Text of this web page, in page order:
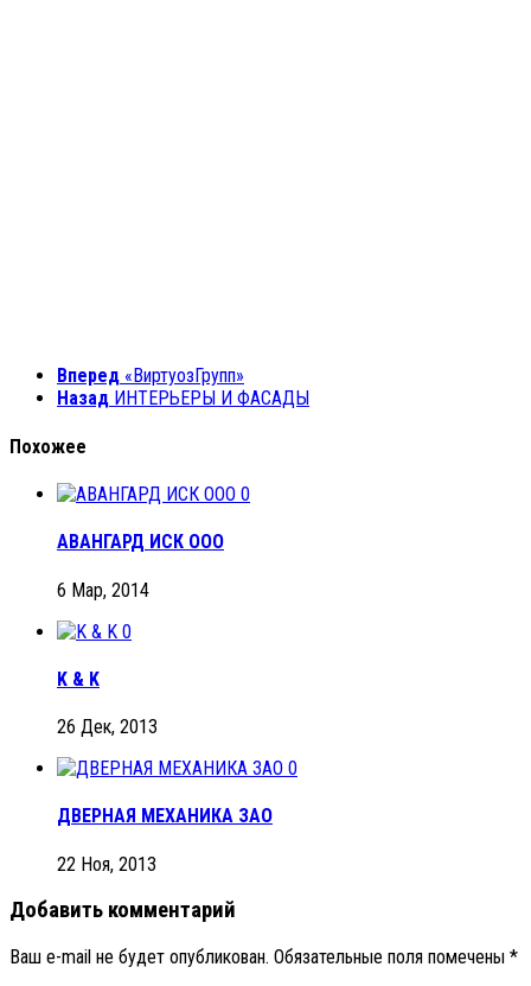
Вперед «ВиртуозГрупп»
Назад ИНТЕРЬЕРЫ И ФАСАДЫ
Похожее
0
АВАНГАРД ИСК ООО
6 Мар, 2014
0
K & K
26 Дек, 2013
0
ДВЕРНАЯ МЕХАНИКА ЗАО
22 Ноя, 2013
Добавить комментарий
Ваш e-mail не будет опубликован. Обязательные поля помечены *